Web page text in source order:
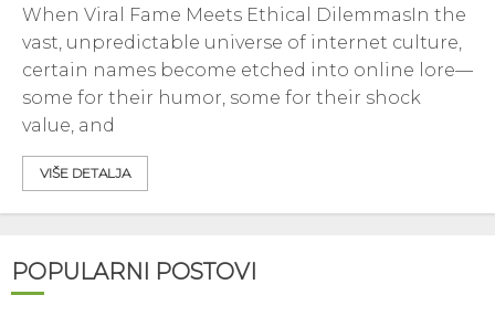
When Viral Fame Meets Ethical DilemmasIn the
vast, unpredictable universe of internet culture,
certain names become etched into online lore—
some for their humor, some for their shock
value, and
VIŠE DETALJA
POPULARNI POSTOVI